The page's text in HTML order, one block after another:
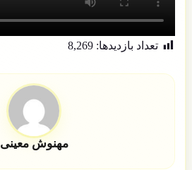
تعداد بازدید‌ها: 8,269
مهنوش معینی